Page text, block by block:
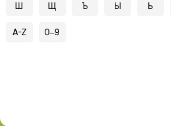
Ш Щ Ъ Ы Ь
A-Z 0–9